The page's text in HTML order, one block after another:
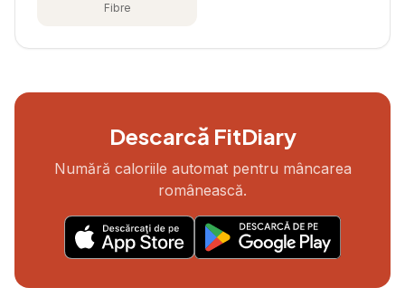
Fibre
Descarcă FitDiary
Numără caloriile automat pentru mâncarea
românească.